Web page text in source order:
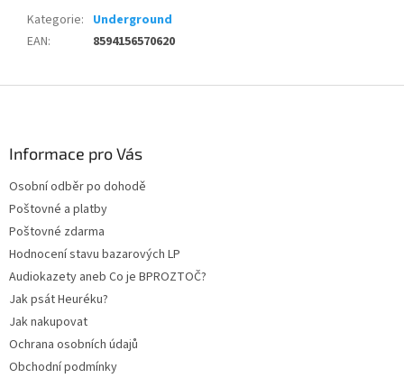
Kategorie: Underground
EAN: 8594156570620
Informace pro Vás
Osobní odběr po dohodě
Poštovné a platby
Poštovné zdarma
Hodnocení stavu bazarových LP
Audiokazety aneb Co je BPROZTOČ?
Jak psát Heuréku?
Jak nakupovat
Ochrana osobních údajů
Obchodní podmínky